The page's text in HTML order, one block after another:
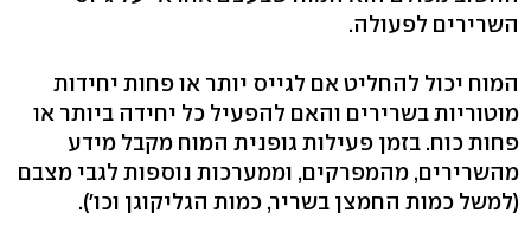
השרירים לפעולה.
המוח יכול להחליט אם לגייס יותר או פחות יחידות
מוטוריות בשרירים והאם להפעיל כל יחידה ביותר או
פחות כוח. בזמן פעילות גופנית המוח מקבל מידע
מהשרירים, מהמפרקים, וממערכות נוספות לגבי מצבם
(למשל כמות החמצן בשריר, כמות הגליקוגן וכו').